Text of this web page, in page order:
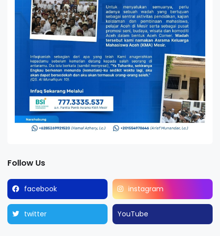
Follow Us
facebook instagram
twitter YouTube